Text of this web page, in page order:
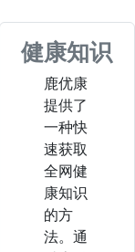
健康知识
鹿优康
提供了
一种快
速获取
全网健
康知识
的方
法。通